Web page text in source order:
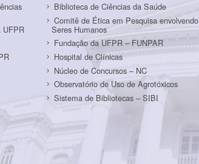
UFPR
Biblioteca de Ciências da Saúde
Comitê de Ética em Pesquisa envolvendo
Seres Humanos
Fundação da UFPR – FUNPAR
Hospital de Clínicas
Núcleo de Concursos – NC
Observatório de Uso de Agrotóxicos
Sistema de Bibliotecas – SIBI